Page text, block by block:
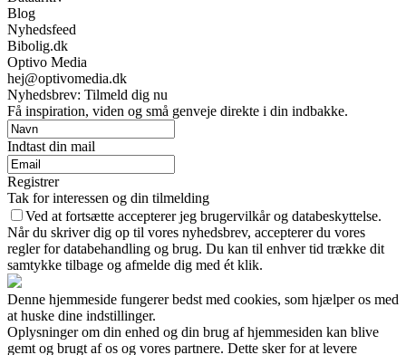
Blog
Nyhedsfeed
Bibolig.dk
Optivo Media
hej@optivomedia.dk
Nyhedsbrev: Tilmeld dig nu
Få inspiration, viden og små genveje direkte i din indbakke.
Indtast din mail
Registrer
Tak for interessen og din tilmelding
Ved at fortsætte accepterer jeg brugervilkår og databeskyttelse.
Når du skriver dig op til vores nyhedsbrev, accepterer du vores
regler for databehandling og brug. Du kan til enhver tid trække dit
samtykke tilbage og afmelde dig med ét klik.
Denne hjemmeside fungerer bedst med cookies, som hjælper os med
at huske dine indstillinger.
Oplysninger om din enhed og din brug af hjemmesiden kan blive
gemt og brugt af os og vores partnere. Dette sker for at levere